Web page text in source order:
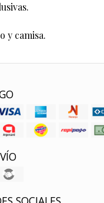
y camisa.